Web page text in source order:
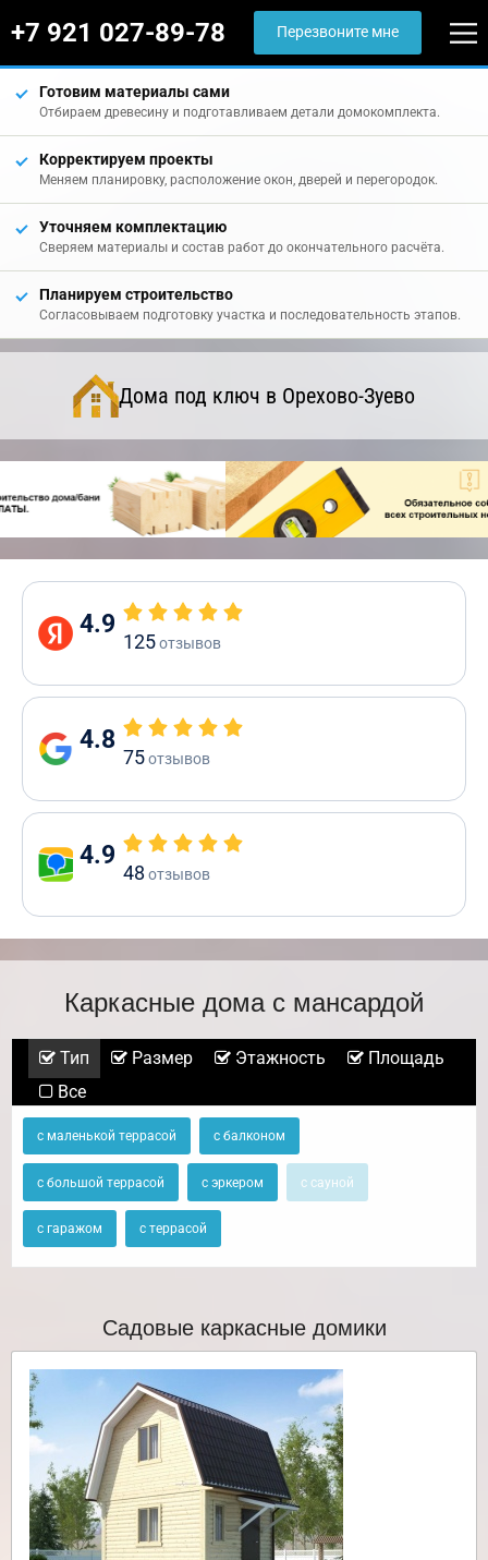
+7 921 027-89-78 Перезвоните мне
Готовим материалы сами
Отбираем древесину и подготавливаем детали домокомплекта.
Корректируем проекты
Меняем планировку, расположение окон, дверей и перегородок.
Уточняем комплектацию
Сверяем материалы и состав работ до окончательного расчёта.
Планируем строительство
Согласовываем подготовку участка и последовательность этапов.
Дома под ключ в Орехово-Зуево
4.9
125отзывов
4.8
75отзывов
4.9
48 отзывов
Каркасные дома с мансардой
Тип Размер Этажность
Площадь
Все
с маленькой террасой с балконом
с большой террасой с эркером с сауной
с гаражом с террасой
Садовые каркасные домики